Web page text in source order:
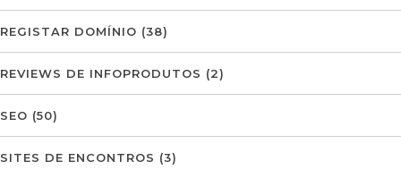
REGISTAR DOMÍNIO (38)
REVIEWS DE INFOPRODUTOS (2)
SEO (50)
SITES DE ENCONTROS (3)